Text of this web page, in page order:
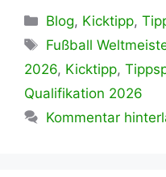
Kategorien
Blog, Kicktipp,
Schlagwörter
Fußball
2026, Kicktipp,
Qualifikation 2026
Kommentar